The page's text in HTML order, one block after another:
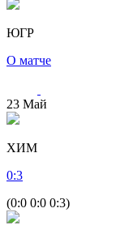
ЮГР
О матче
23 Май
ХИМ
0:3
(0:0 0:0 0:3)